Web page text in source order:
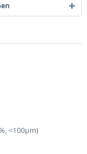
<100µm)